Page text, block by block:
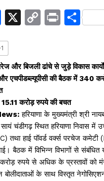
F
c
e
b
o
o
k
X
C
y
Li
n
k
Pr S
e
और बिजली ढांचे से जुड़े विकास कार्यों
और एचपीडब्ल्यूपीसी की बैठक में 340
करोड़ रुपये की बचत
हरियाणा के मुख्यमंत्री श्री
चंडीगढ़ स्थित हरियाणा निवास में
तथा हाई पॉवर्ड वर्क्स परचेज
बैठक में विभिन्न विभागों से संबंधित
रुपये से अधिक के प्रस्तावों को
बोलीदाताओं के साथ विस्तृत